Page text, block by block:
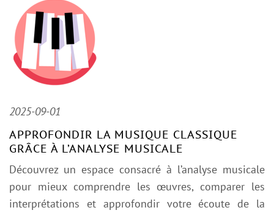
2025-09-01
APPROFONDIR LA MUSIQUE CLASSIQUE
GRÂCE À L’ANALYSE MUSICALE
Découvrez un espace consacré à l’analyse musicale
pour mieux comprendre les œuvres, comparer les
interprétations et approfondir votre écoute de la